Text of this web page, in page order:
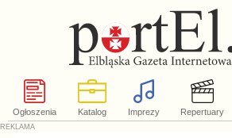
Ogłoszenia Katalog Imprezy Repertuary